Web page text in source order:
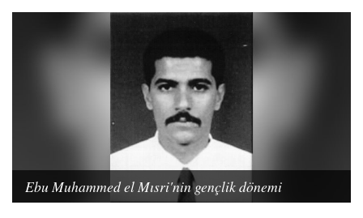
Ebu Muhammed el Mısri'nin gençlik dönemi